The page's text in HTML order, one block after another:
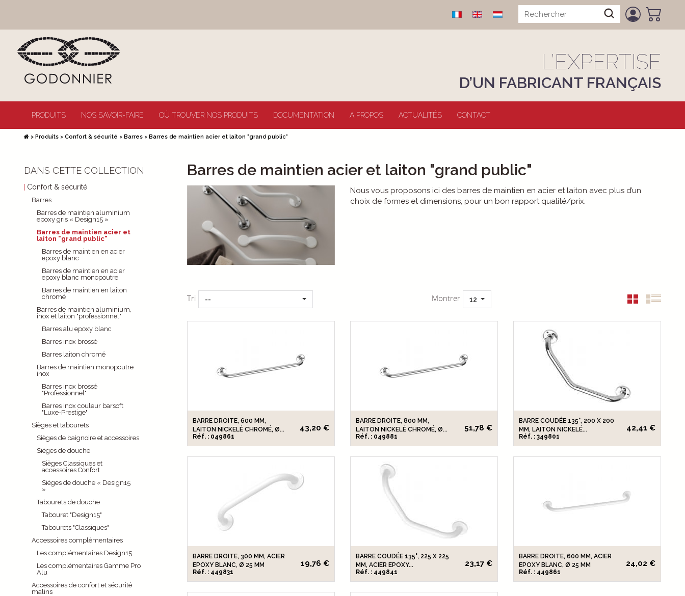
L’EXPERTISE
D’UN FABRICANT FRANÇAIS
PRODUITS NOS SAVOIR-FAIRE OÙ TROUVER NOS PRODUITS DOCUMENTATION A PROPOS ACTUALITÉS CONTACT
> Produits > Confort & sécurité > Barres > Barres de maintien acier et laiton "grand public"
Barres de maintien acier et laiton "grand public"
Nous vous proposons ici des barres de maintien en acier et laiton avec plus d’un
choix de formes et dimensions, pour un bon rapport qualité/prix.
Tri -- Montrer 12
BARRE DROITE, 600 MM,
LAITON NICKELÉ CHROMÉ, Ø...
Réf. : 049861
43,20 €
BARRE DROITE, 800 MM,
LAITON NICKELÉ CHROMÉ, Ø...
Réf. : 049881
51,78 €
BARRE COUDÉE 135°, 200 X 200
MM, LAITON NICKELÉ...
Réf. : 349801
42,41 €
BARRE DROITE, 300 MM, ACIER
EPOXY BLANC, Ø 25 MM
Réf. : 449831
19,76 €
BARRE COUDÉE 135°, 225 X 225
MM, ACIER EPOXY...
Réf. : 449841
23,17 €
BARRE DROITE, 600 MM, ACIER
EPOXY BLANC, Ø 25 MM
Réf. : 449861
24,02 €
DANS CETTE COLLECTION
Confort & sécurité
Barres
Barres de maintien aluminium
epoxy gris « Design15 »
Barres de maintien acier et
laiton "grand public"
Barres de maintien en acier
epoxy blanc
Barres de maintien en acier
epoxy blanc monopoutre
Barres de maintien en laiton
chromé
Barres de maintien aluminium,
inox et laiton "professionnel"
Barres alu epoxy blanc
Barres inox brossé
Barres laiton chromé
Barres de maintien monopoutre
inox
Barres inox brossé
"Professionnel"
Barres inox couleur barsoft
"Luxe-Prestige"
Sièges et tabourets
Sièges de baignoire et accessoires
Sièges de douche
Sièges Classiques et
accessoires Confort
Sièges de douche « Design15
»
Tabourets de douche
Tabouret "Design15"
Tabourets "Classiques"
Accessoires complémentaires
Les complémentaires Design15
Les complémentaires Gamme Pro
Alu
Accessoires de confort et sécurité
malins